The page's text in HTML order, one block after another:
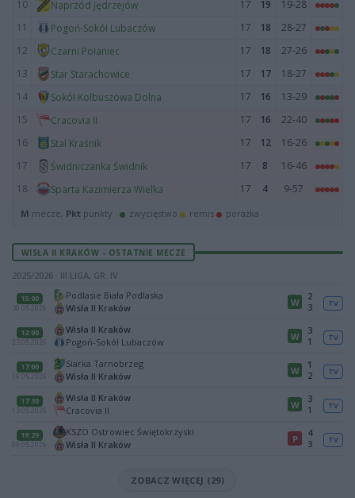
10 Naprzód Jędrzejów 17 19
19-28
11
Pogoń-Sokół Lubaczów 17 18
28-27
12
Czarni Połaniec 17 18
27-26
13
Star Starachowice 17 17
18-27
14
Sokół Kolbuszowa Dolna 17 16
13-29
15
Cracovia II 17 16
22-40
16
Stal Kraśnik 17 12
16-26
17
Świdniczanka Świdnik 17 8
16-46
18
Sparta Kazimierza Wielka 17 4 9-57
M mecze, Pkt punkty · zwycięstwo remis porażka
WISŁA II KRAKÓW - OSTATNIE MECZE
2025/2026 · III LIGA, GR. IV
15:00
30.05.2026
Podlasie Biała Podlaska
Wisła II Kraków
W
2
3
TV
12:00
23.05.2026
Wisła II Kraków
Pogoń-Sokół Lubaczów
W
3
1
TV
17:00
16.05.2026
Siarka Tarnobrzeg
Wisła II Kraków
W
1
2
TV
17:30
13.05.2026
Wisła II Kraków
Cracovia II
W
3
1
TV
19:29
09.05.2026
KSZO Ostrowiec Świętokrzyski
Wisła II Kraków
P
4
3
TV
ZOBACZ WIĘCEJ (29)